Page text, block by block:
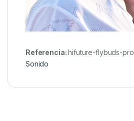
Referencia:hifuture-flybuds-pro
Sonido